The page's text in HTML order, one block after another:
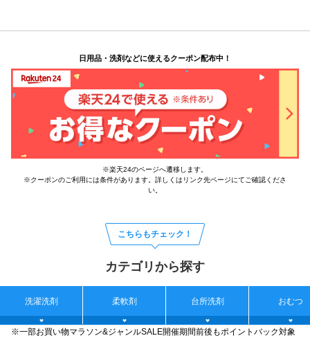
日用品・洗剤などに使えるクーポン配布中！
※楽天24のページへ遷移します。
※クーポンのご利用には条件があります。詳しくはリンク先ページにてご確認くださ
い。
こちらもチェック！
カテゴリから探す
洗濯洗剤 柔軟剤 台所洗剤 おむつ
※一部お買い物マラソン&ジャンルSALE開催期間前後もポイントバック対象